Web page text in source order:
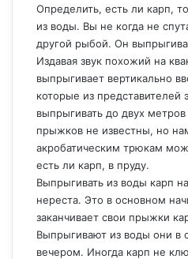
Определить, есть ли карп,
из воды. Вы не когда не
другой рыбой. Он
Издавая звук похожий на
выпрыгивает вертикально
которые из представителей
выпрыгивать до двух
прыжков не известны, но
акробатическим трюкам
есть ли карп, в пруду.
Выпрыгивать из воды карп
нереста. Это в основном
заканчивает свои прыжки
Выпрыгивают из воды они в
вечером. Иногда карп не